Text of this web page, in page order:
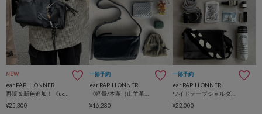
NEW
ear PAPILLONNER
¥25,300
一部予約
ear PAPILLONNER
¥16,280
一部予約
ear PAPILLONNER
¥22,000